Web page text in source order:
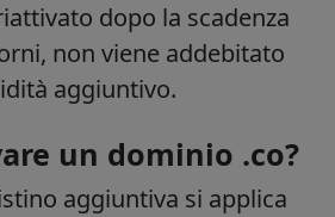
dopo la scadenza
non viene addebitato
aggiuntivo.
un dominio .co?
aggiuntiva si applica